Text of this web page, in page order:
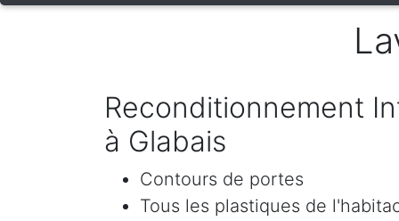
Reconditionnement
à Glabais
Contours de portes
Tous les plastiques de